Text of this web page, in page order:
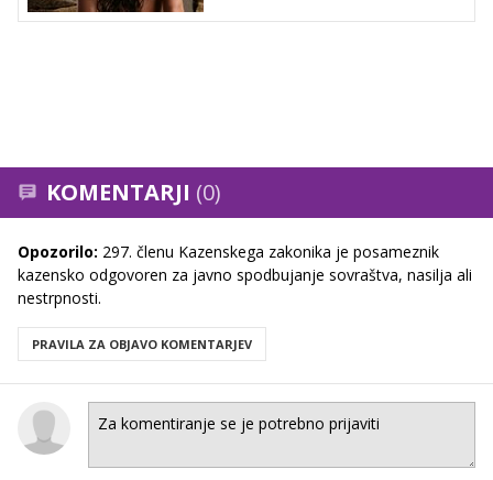
KOMENTARJI (0)
Opozorilo: 297. členu Kazenskega zakonika je posameznik
kazensko odgovoren za javno spodbujanje sovraštva, nasilja ali
nestrpnosti.
PRAVILA ZA OBJAVO KOMENTARJEV